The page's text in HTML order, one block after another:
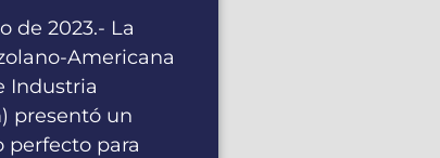
de 2023.- La
Americana
Industria
presentó un
perfecto para